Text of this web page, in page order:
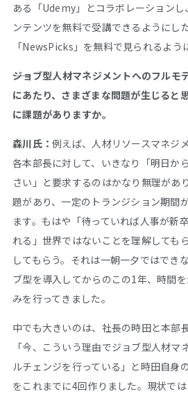
ある「Udemy」とコラボレーション
ンテンツを無料で受講できるようにし
「NewsPicks」を無料で見られるよう
――ジョブ型人材マネジメントへのフル
にあたり、さまざまな問題が生じると
に課題がありますか。
森川氏：例えば、人材リソースマネジ
各本部長に対して、いきなり「明日か
さい」と要求するのはかなり無理があ
題があり、一定のトランジション期間
ます。もはや「待っていれば人事が新
れる」世界ではないことを理解しても
してもらう。それは一朝一夕ではでき
ブ型を導入してからのこの1年、時間
みを行ってきました。
中でも大きいのは、社長の時田と本部
「今、こういう理由でジョブ型人材
ルチェンジを行っている」と時田自身
をこれまでに4回作りました。現状で